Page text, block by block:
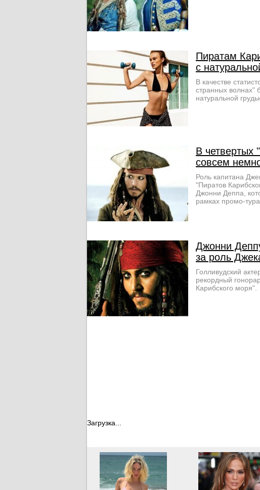
Пиратам
с
В качестве
странных
натуральной
В четвертых
совсем
Роль капитана
"Пиратов
Джонни Деппа,
рамках промо-
Джонни
за роль
Голливудский
рекордный
Карибского моря".
Загрузка...